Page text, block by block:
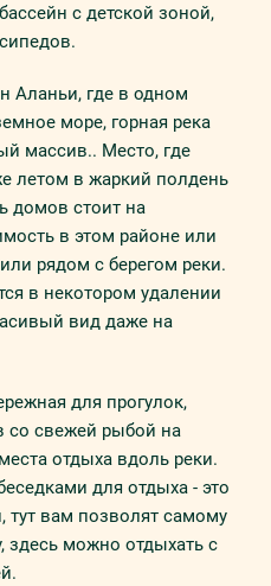
с детской зоной,
Аланьи, где в одном
море, горная река
массив.. Место, где
летом в жаркий полдень
домов стоит на
в этом районе или
рядом с берегом реки.
в некотором удалении
вид даже на
для прогулок,
со свежей рыбой на
отдыха вдоль реки.
для отдыха - это
тут вам позволят самому
здесь можно отдыхать с